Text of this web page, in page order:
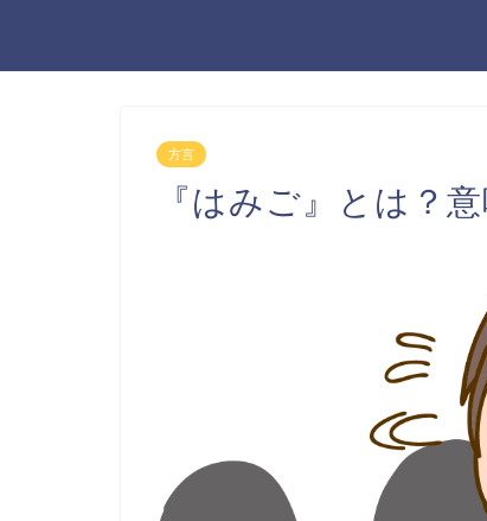
方言
『はみご』とは？